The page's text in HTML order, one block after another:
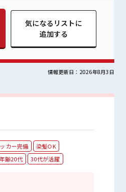
す◎ ■職場の雰囲
バツ過ぎはNGですが髪のカ
場あり！ 社員食堂・ロッカ
気になるリストに
追加する
情報更新日：2026年8月3日
カー完備
染髪OK
齢20代 30代が活躍